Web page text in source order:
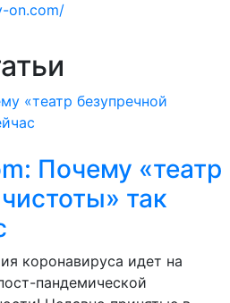
on.com/
Почему «театр
так
коронавируса идет на
пандемической